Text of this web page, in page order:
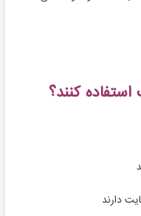
کنند؟
دارند